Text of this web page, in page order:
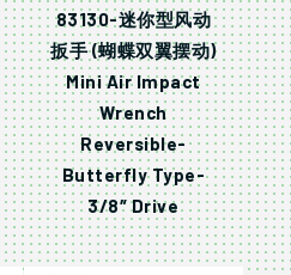
83130-迷你型风动
扳手 (蝴蝶双翼摆动)
Mini Air Impact
Wrench
Reversible-
Butterfly Type-
3/8″ Drive